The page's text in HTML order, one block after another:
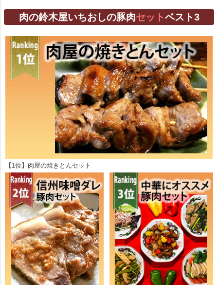
肉の鈴木屋いちおしの豚肉セットベスト3
【1位】肉屋の焼きとんセット